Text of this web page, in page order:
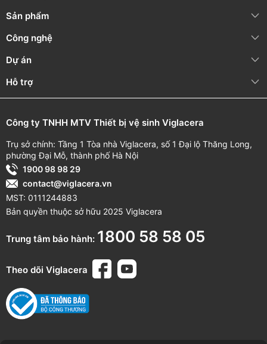
Sản phẩm
Công nghệ
Dự án
Hỗ trợ
Công ty TNHH MTV Thiết bị vệ sinh Viglacera
Trụ sở chính: Tầng 1 Tòa nhà Viglacera, số 1 Đại lộ Thăng Long,
phường Đại Mỗ, thành phố Hà Nội
1900 98 98 29
contact@viglacera.vn
MST: 0111244883
Bản quyền thuộc sở hữu 2025 Viglacera
Trung tâm bảo hành: 1800 58 58 05
Theo dõi Viglacera